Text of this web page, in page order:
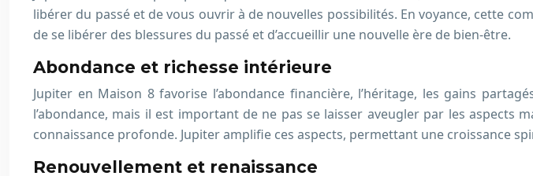
libérer du passé et de vous ouvrir à de nouvelles possibilités. En voyance, cette
de se libérer des blessures du passé et d’accueillir une nouvelle ère de bien-être.
Abondance et richesse intérieure
Jupiter en Maison 8 favorise l’abondance financière, l’héritage, les gains
l’abondance, mais il est important de ne pas se laisser aveugler par les aspects
connaissance profonde. Jupiter amplifie ces aspects, permettant une croissance
Renouvellement et renaissance